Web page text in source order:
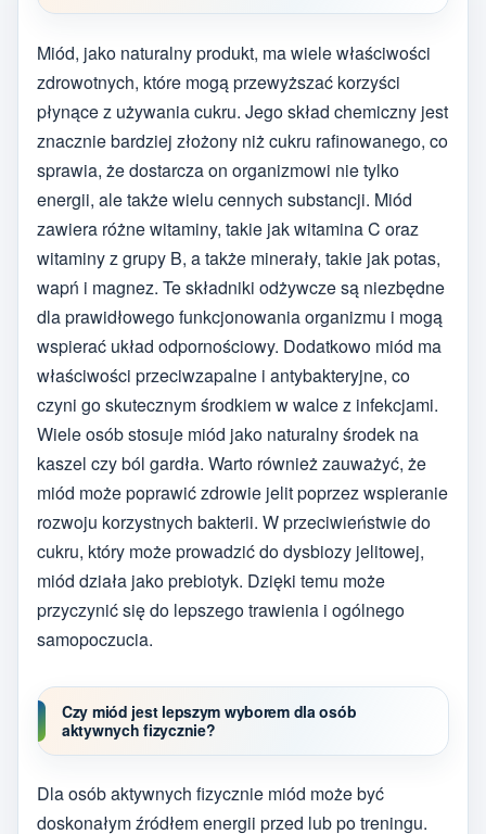
Miód, jako naturalny produkt, ma wiele właściwości
zdrowotnych, które mogą przewyższać korzyści
płynące z używania cukru. Jego skład chemiczny jest
znacznie bardziej złożony niż cukru rafinowanego, co
sprawia, że dostarcza on organizmowi nie tylko
energii, ale także wielu cennych substancji. Miód
zawiera różne witaminy, takie jak witamina C oraz
witaminy z grupy B, a także minerały, takie jak potas,
wapń i magnez. Te składniki odżywcze są niezbędne
dla prawidłowego funkcjonowania organizmu i mogą
wspierać układ odpornościowy. Dodatkowo miód ma
właściwości przeciwzapalne i antybakteryjne, co
czyni go skutecznym środkiem w walce z infekcjami.
Wiele osób stosuje miód jako naturalny środek na
kaszel czy ból gardła. Warto również zauważyć, że
miód może poprawić zdrowie jelit poprzez wspieranie
rozwoju korzystnych bakterii. W przeciwieństwie do
cukru, który może prowadzić do dysbiozy jelitowej,
miód działa jako prebiotyk. Dzięki temu może
przyczynić się do lepszego trawienia i ogólnego
samopoczucia.
Czy miód jest lepszym wyborem dla osób
aktywnych fizycznie?
Dla osób aktywnych fizycznie miód może być
doskonałym źródłem energii przed lub po treningu.